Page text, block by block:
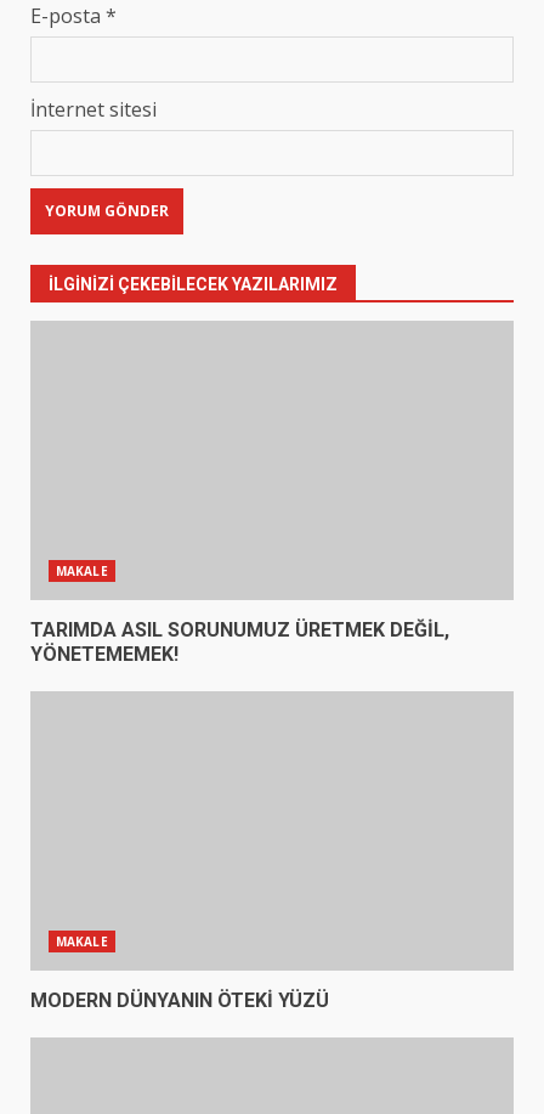
E-posta *
İnternet sitesi
İLGINIZI ÇEKEBILECEK YAZILARIMIZ
MAKALE
TARIMDA ASIL SORUNUMUZ ÜRETMEK DEĞİL,
YÖNETEMEMEK!
MAKALE
MODERN DÜNYANIN ÖTEKİ YÜZÜ